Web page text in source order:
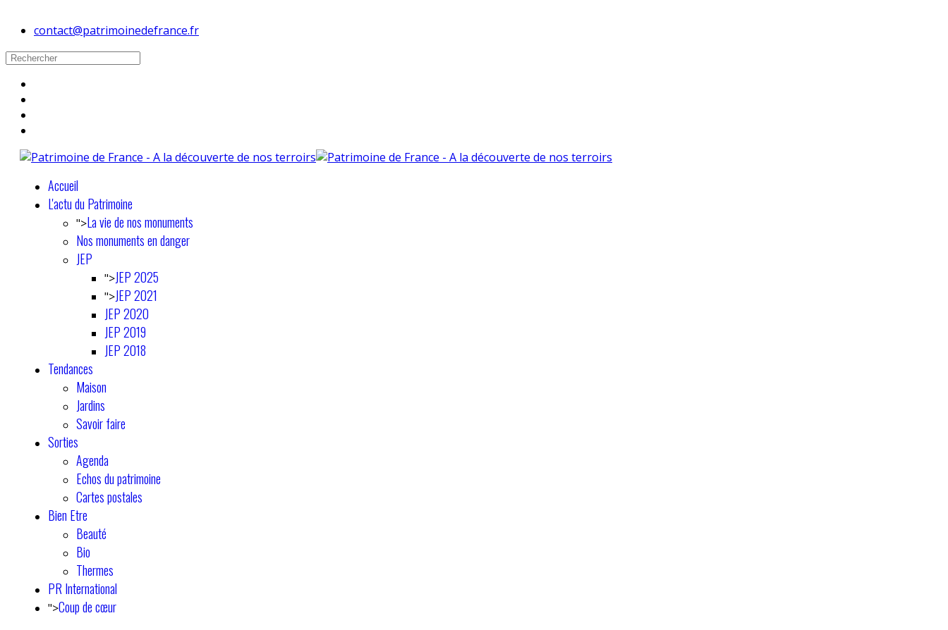
contact@patrimoinedefrance.fr
Accueil
L'actu du Patrimoine
">La vie de nos monuments
Nos monuments en danger
JEP
">JEP 2025
">JEP 2021
JEP 2020
JEP 2019
JEP 2018
Tendances
Maison
Jardins
Savoir faire
Sorties
Agenda
Echos du patrimoine
Cartes postales
Bien Etre
Beauté
Bio
Thermes
PR International
">Coup de cœur